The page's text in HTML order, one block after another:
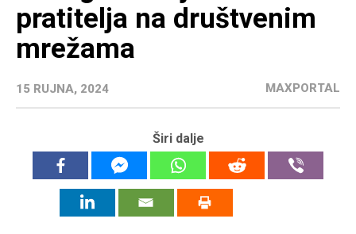
pratitelja na društvenim
mrežama
15 RUJNA, 2024 MAXPORTAL
Širi dalje